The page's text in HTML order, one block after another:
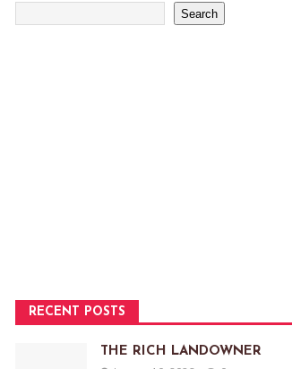
Search
RECENT POSTS
THE RICH LANDOWNER